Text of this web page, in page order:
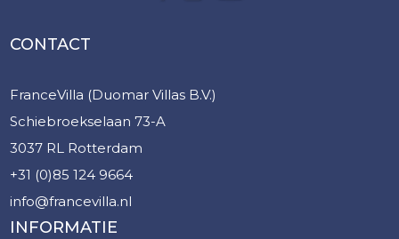
CONTACT
FranceVilla (Duomar Villas B.V.)
Schiebroekselaan 73-A
3037 RL Rotterdam
+31 (0)85 124 9664
info@francevilla.nl
INFORMATIE